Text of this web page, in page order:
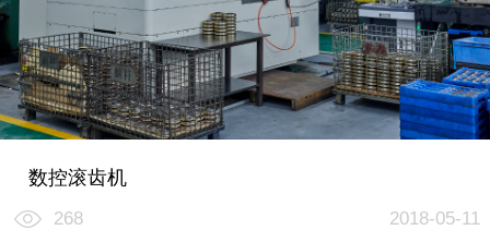
数控滚齿机
268 2018-05-11